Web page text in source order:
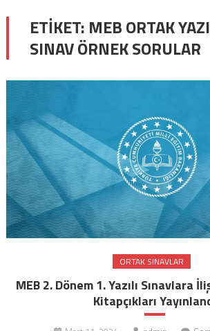
ETIKET: MEB ORTAK
SINAV ÖRNEK SORULAR
ORTAK SINAVLAR
MEB 2. Dönem 1. Yazılı Sınavlara
Kitapçıkları